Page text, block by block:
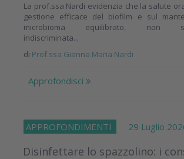
La prof.ssa Nardi evidenzia che la salute
gestione efficace del biofilm e sul
microbioma equilibrato, non
indiscriminata...
di Prof.ssa Gianna Maria Nardi
Approfondisci
APPROFONDIMENTI 29 Luglio
Disinfettare lo spazzolino: i